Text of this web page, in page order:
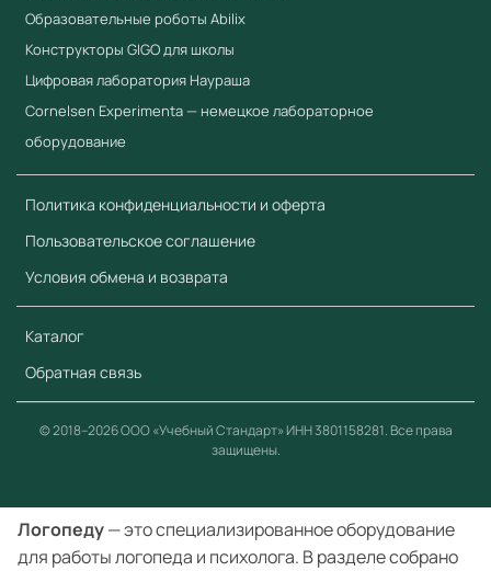
Логопеду— это специализированное оборудование
для работы логопеда и психолога. В разделе собрано
Образовательные роботы Abilix
Конструкторы GIGO для школы
Цифровая лаборатория Наураша
Cornelsen Experimenta — немецкое лабораторное
оборудование
Политика конфиденциальности и оферта
Пользовательское соглашение
Условия обмена и возврата
Каталог
Обратная связь
© 2018–2026 ООО «Учебный Стандарт» ИНН 3801158281. Все права
защищены.